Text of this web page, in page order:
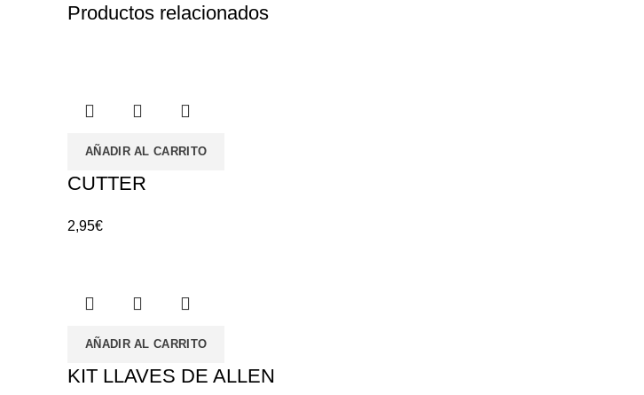
Productos relacionados
AÑADIR AL CARRITO
CUTTER
2,95€
AÑADIR AL CARRITO
KIT LLAVES DE ALLEN